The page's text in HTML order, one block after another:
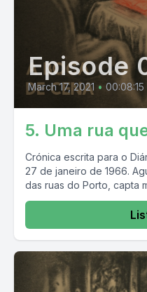
Episode
March 17, 2021 • 00:08:15
5. Uma rua
Crónica escrita para o
27 de janeiro de 1966. Agustina, habitual frequentadora
das ruas do Porto, capta